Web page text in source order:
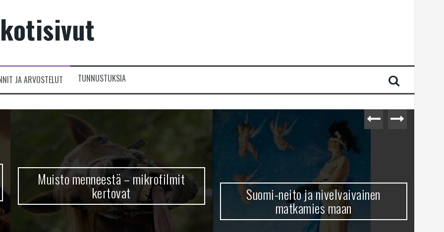
JA ARVOSTELUT TUNNUSTUKSIA
Muisto menneestä – mikrofilmit
kertovat Suomi-neito ja nivelvaivainen
matkamies maan